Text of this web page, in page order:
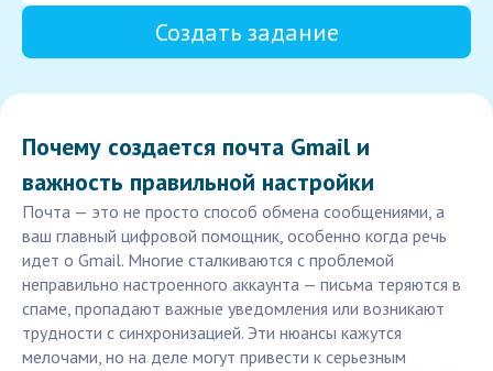
Создать задание
Почему создается почта Gmail и
важность правильной настройки
Почта — это не просто способ обмена сообщениями, а
ваш главный цифровой помощник, особенно когда речь
идет о Gmail. Многие сталкиваются с проблемой
неправильно настроенного аккаунта — письма теряются в
спаме, пропадают важные уведомления или возникают
трудности с синхронизацией. Эти нюансы кажутся
мелочами, но на деле могут привести к серьезным